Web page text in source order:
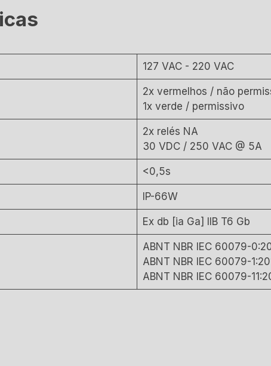
127 VAC - 220 VAC
2x vermelhos / não
1x verde / permissivo
2x relés NA
30 VDC / 250 VAC @ 5A
<0,5s
IP-66W
Ex db [ia Ga] IIB T6 Gb
ABNT NBR IEC 60079-
ABNT NBR IEC 60079-
ABNT NBR IEC 60079-